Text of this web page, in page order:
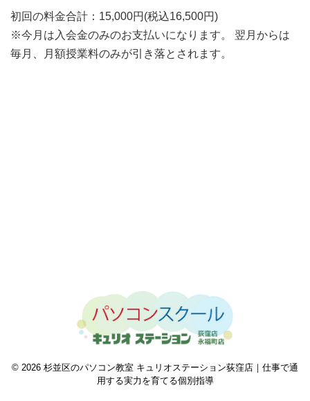
初回の料金合計：15,000円(税込16,500円)
※今月は入会金のみのお支払いになります。 翌月からは
毎月、月額授業料のみが引き落とされます。
© 2026 杉並区のパソコン教室 キュリオステーション荻窪店｜仕事で通
用する実力を育てる個別指導